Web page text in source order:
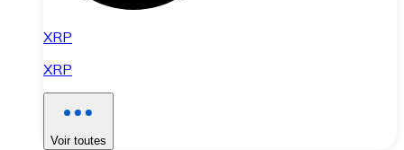
XRP
XRP
Voir toutes